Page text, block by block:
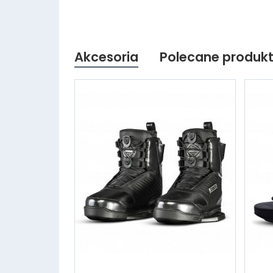
Akcesoria Polecane